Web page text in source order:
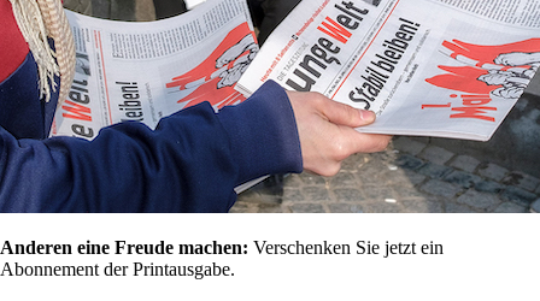
Anderen eine Freude machen: Verschenken Sie jetzt ein
Abonnement der Printausgabe.